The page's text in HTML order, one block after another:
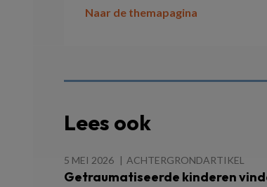
Naar de themapagina
Lees ook
5 MEI 2026 ACHTERGRONDARTIKEL
Getraumatiseerde kinderen